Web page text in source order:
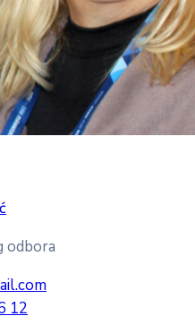
odbora
12